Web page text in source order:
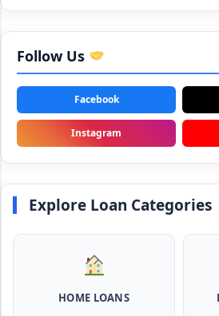
SBI Animal Husbandry Loan
Mahila Samriddhi Loan Yojana:
महिलाओ को मिलता है पुरे 1 लाख का लोन,
NHFDC E-Rickshaw Loan
रिक्शा खरीदने के लिए सकते है 1.5 लाख का
सब्सिडी
स्कीम से गाय डेयरी के लिए मिलेगा तगड़ी
SBI e-Mudra Loan Scheme: इस
बिज़नेस को मिलता है आसान लोन, 5 साल में
Follow Us
Facebook
Instagram
Explore Loan Categories
HOME LOANS